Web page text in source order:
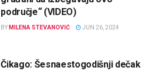
područje“ (VIDEO)
BY MILENA STEVANOVIĆ JUN 26, 2024
Čikago: Šesnaestogodišnji dečak